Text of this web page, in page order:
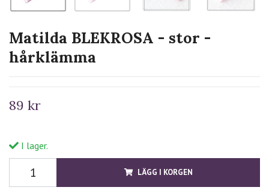
Matilda BLEKROSA - stor -
hårklämma
89 kr
I lager.
LÄGG I KORGEN